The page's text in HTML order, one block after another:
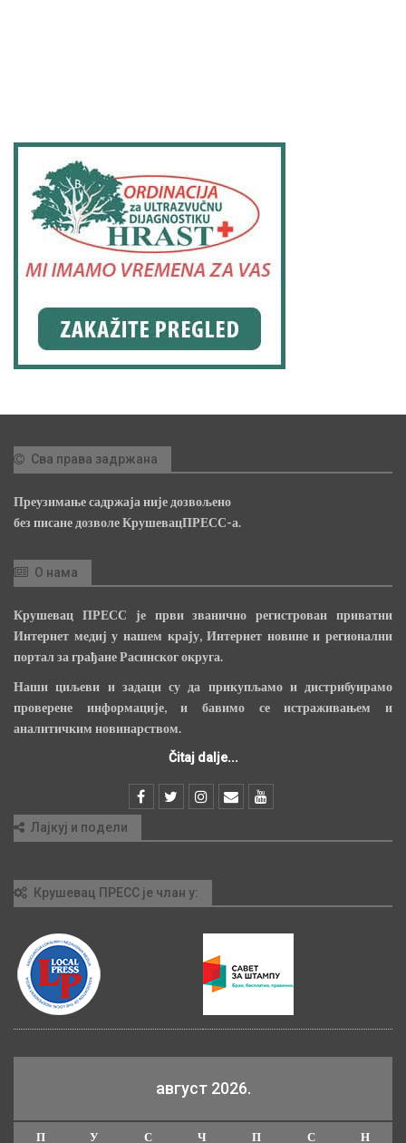
Сва права задржана
Преузимање садржаја није дозвољено
без писане дозволе КрушевацПРЕСС-а.
О нама
Крушевац ПРЕСС је први званично регистрован приватни
Интернет медиј у нашем крају, Интернет новине и регионални
портал за грађане Расинског округа.
Наши циљеви и задаци су да прикупљамо и дистрибуирамо
проверене информације, и бавимо се истраживањем и
аналитичким новинарством.
Čitaj dalje...
Лајкуј и подели
Крушевац ПРЕСС је члан у:
август 2026.
П У С Ч П С Н